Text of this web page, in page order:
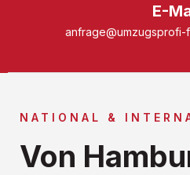
E-
anfrage@umzugsprofi-
NATIONAL &
Von